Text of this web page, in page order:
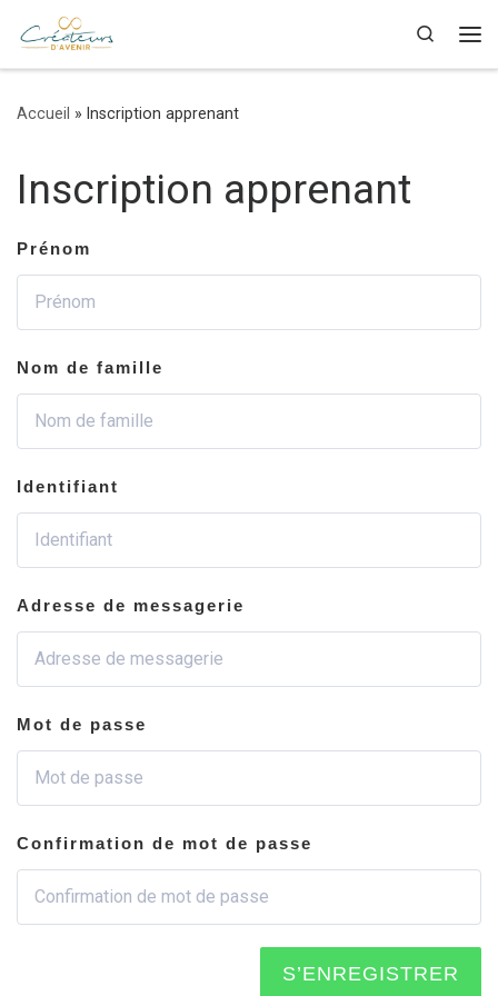
Skip to content
Search
Accueil » Inscription apprenant
Inscription apprenant
Prénom
Nom de famille
Identifiant
Adresse de messagerie
Mot de passe
Confirmation de mot de passe
S’ENREGISTRER